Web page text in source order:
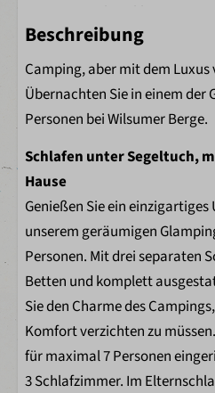
Schlafgalerie mit Doppelbett
3 Schlafzimmer
Bettdecken
Kopfkissen
Küche
Küchenbereich
Geschirrspüler
Wasserkocher
Kaffeemaschine
Geschirr
Besteck
Küchengeräte
Beschreibung
Camping, aber mit dem Luxus
Übernachten Sie in einem der
Personen bei Wilsumer Berge.
Schlafen unter Segeltuch,
Hause
Genießen Sie ein
unserem geräumigen
Personen. Mit drei separaten
Betten und komplett
Sie den Charme des
Komfort verzichten zu
für maximal 7 Personen
3 Schlafzimmer. Im